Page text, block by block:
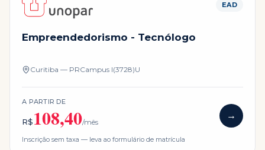
EAD
Empreendedorismo - Tecnólogo
Curitiba — PRCampus I(3728)U
A PARTIR DE
R$108,40/mês
→
Inscrição sem taxa — leva ao formulário de matrícula